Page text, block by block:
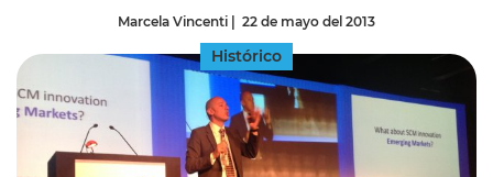
Marcela Vincenti | 22 de mayo del 2013
Histórico